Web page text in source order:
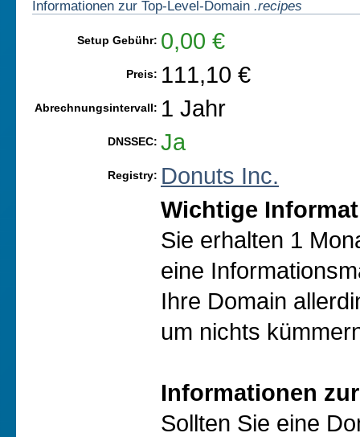
Informationen zur Top-Level-Domain .recipes
Setup Gebühr: 0,00 €
Preis: 111,10 €
Abrechnungsintervall: 1 Jahr
DNSSEC: Ja
Registry: Donuts Inc.
Wichtige
Sie erhalten 1
eine
Ihre Domain
um nichts
Informationen
Sollten Sie eine